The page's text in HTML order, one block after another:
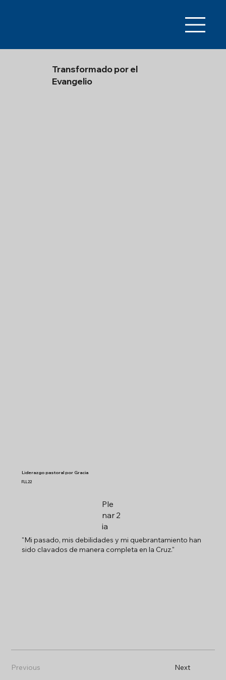
Transformado por el
Evangelio
Liderazgo pastoral por Gracia
FLL22
Ple
nar
ia
2
"Mi pasado, mis debilidades y mi quebrantamiento han
sido clavados de manera completa en la Cruz."
Previous Next